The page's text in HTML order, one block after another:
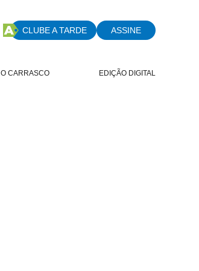
CLUBE A TARDE ASSINE
O CARRASCO EDIÇÃO DIGITAL